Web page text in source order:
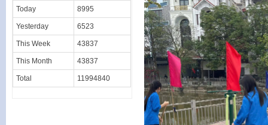
Today 8995
Yesterday 6523
This Week 43837
This Month 43837
Total 11994840